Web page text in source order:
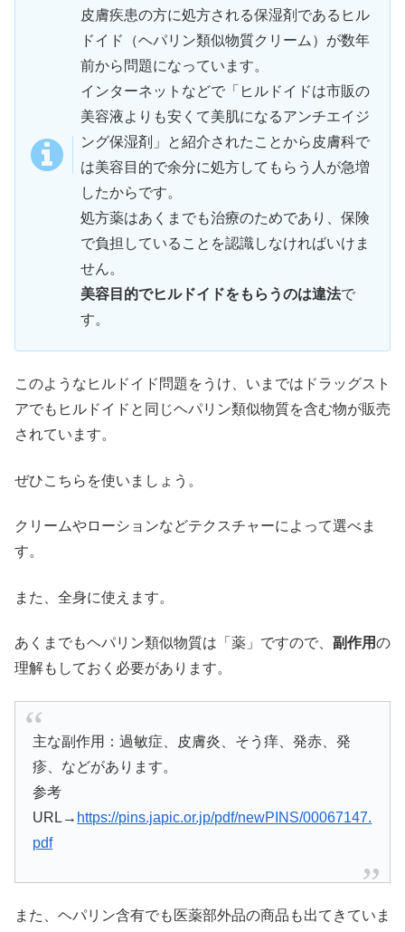
皮膚疾患の方に処方される保湿剤であるヒル
ドイド（ヘパリン類似物質クリーム）が数年
前から問題になっています。
インターネットなどで「ヒルドイドは市販の
美容液よりも安くて美肌になるアンチエイジ
ング保湿剤」と紹介されたことから皮膚科で
は美容目的で余分に処方してもらう人が急増
したからです。
処方薬はあくまでも治療のためであり、保険
で負担していることを認識しなければいけま
せん。
美容目的でヒルドイドをもらうのは違法で
す。
このようなヒルドイド問題をうけ、いまではドラッグスト
アでもヒルドイドと同じヘパリン類似物質を含む物が販売
されています。
ぜひこちらを使いましょう。
クリームやローションなどテクスチャーによって選べま
す。
また、全身に使えます。
あくまでもヘパリン類似物質は「薬」ですので、 副作用の
理解もしておく必要があります。
主な副作用：過敏症、皮膚炎、そう痒、発赤、発
疹、などがあります。
参考
URL→ https://pins.japic.or.jp/pdf/newPINS/00067147.
pdf
また、ヘパリン含有でも医薬部外品の商品も出てきていま